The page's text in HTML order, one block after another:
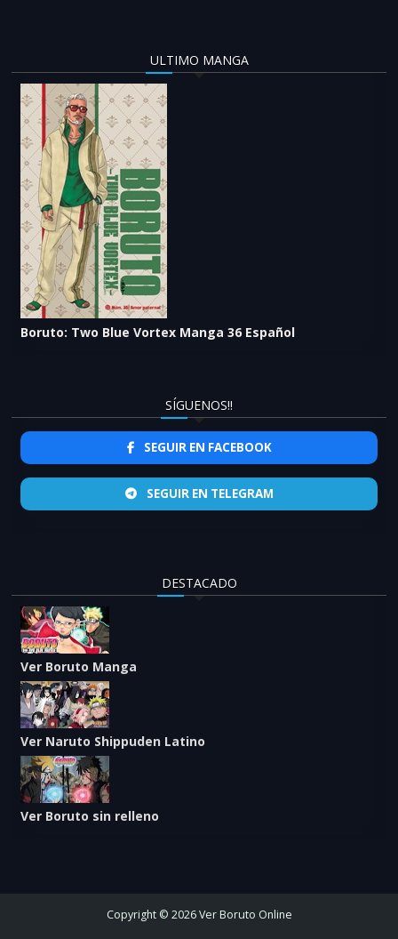
ULTIMO MANGA
Boruto: Two Blue Vortex Manga 36 Español
SÍGUENOS!!
SEGUIR EN FACEBOOK
SEGUIR EN TELEGRAM
DESTACADO
Ver Boruto Manga
Ver Naruto Shippuden Latino
Ver Boruto sin relleno
Copyright © 2026 Ver Boruto Online